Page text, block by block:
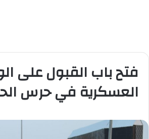
فتح باب القبول على
العسكرية في حرس